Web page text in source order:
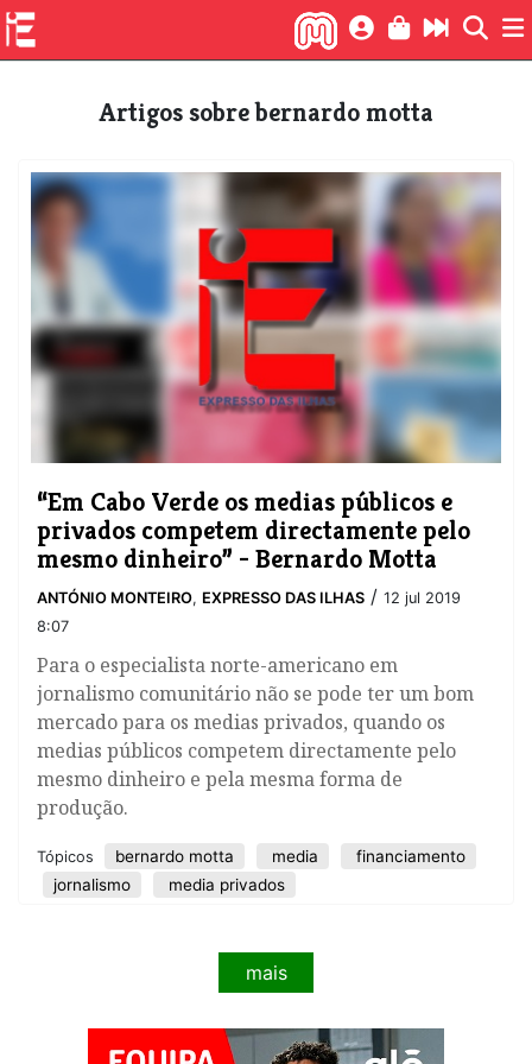
Artigos sobre bernardo motta
​“Em Cabo Verde os medias públicos e
privados competem directamente pelo
mesmo dinheiro” - Bernardo Motta
ANTÓNIO MONTEIRO, EXPRESSO DAS ILHAS / 12 jul 2019
8:07
Para o especialista norte-americano em
jornalismo comunitário não se pode ter um bom
mercado para os medias privados, quando os
medias públicos competem directamente pelo
mesmo dinheiro e pela mesma forma de
produção.
Tópicos bernardo motta media
financiamento
jornalismo
media privados
mais